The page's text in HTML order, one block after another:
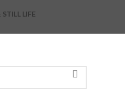
LIFE